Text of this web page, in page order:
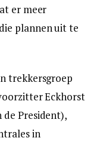
er meer
plannen uit te
trekkersgroep
Eckhorst
de President),
in